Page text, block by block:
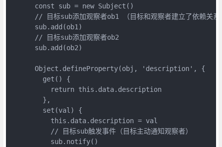
      const sub = new Subject()
// 目标sub添加观察者ob1 （目标和观察者建立了依赖关系
      sub.add(ob1)
      // 目标sub添加观察者ob2
      sub.add(ob2)
      Object.defineProperty(obj, 'description', {
        get() {
          return this.data.description
        },
        set(val) {
          this.data.description = val
          // 目标sub触发事件（目标主动通知观察者）
          sub.notify()